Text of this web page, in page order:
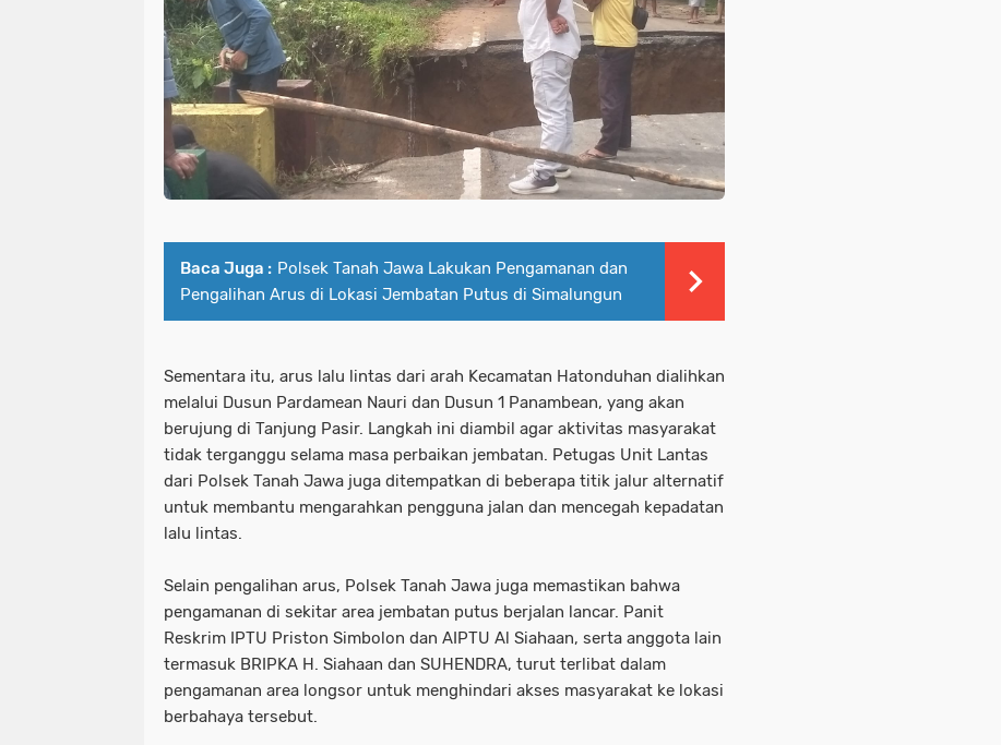
Baca Juga : Polsek Tanah Jawa Lakukan Pengamanan dan
Pengalihan Arus di Lokasi Jembatan Putus di Simalungun
Sementara itu, arus lalu lintas dari arah Kecamatan Hatonduhan dialihkan
melalui Dusun Pardamean Nauri dan Dusun 1 Panambean, yang akan
berujung di Tanjung Pasir. Langkah ini diambil agar aktivitas masyarakat
tidak terganggu selama masa perbaikan jembatan. Petugas Unit Lantas
dari Polsek Tanah Jawa juga ditempatkan di beberapa titik jalur alternatif
untuk membantu mengarahkan pengguna jalan dan mencegah kepadatan
lalu lintas.
Selain pengalihan arus, Polsek Tanah Jawa juga memastikan bahwa
pengamanan di sekitar area jembatan putus berjalan lancar. Panit
Reskrim IPTU Priston Simbolon dan AIPTU Al Siahaan, serta anggota lain
termasuk BRIPKA H. Siahaan dan SUHENDRA, turut terlibat dalam
pengamanan area longsor untuk menghindari akses masyarakat ke lokasi
berbahaya tersebut.